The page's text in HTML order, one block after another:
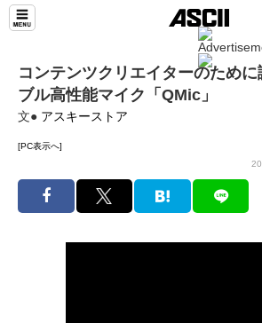
コンテンツクリエイターのため
ブル高性能マイク「QMic」
文● アスキーストア
[PC表示へ]